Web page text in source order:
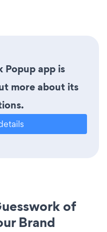
Popup app is
more about its
of
Brand